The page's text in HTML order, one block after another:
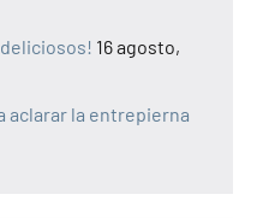
16 agosto,
aclarar la entrepierna